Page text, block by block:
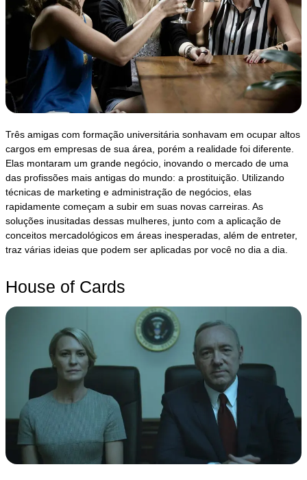
Três amigas com formação universitária sonhavam em ocupar altos
cargos em empresas de sua área, porém a realidade foi diferente.
Elas montaram um grande negócio, inovando o mercado de uma
das profissões mais antigas do mundo: a prostituição. Utilizando
técnicas de marketing e administração de negócios, elas
rapidamente começam a subir em suas novas carreiras. As
soluções inusitadas dessas mulheres, junto com a aplicação de
conceitos mercadológicos em áreas inesperadas, além de entreter,
traz várias ideias que podem ser aplicadas por você no dia a dia.
House of Cards